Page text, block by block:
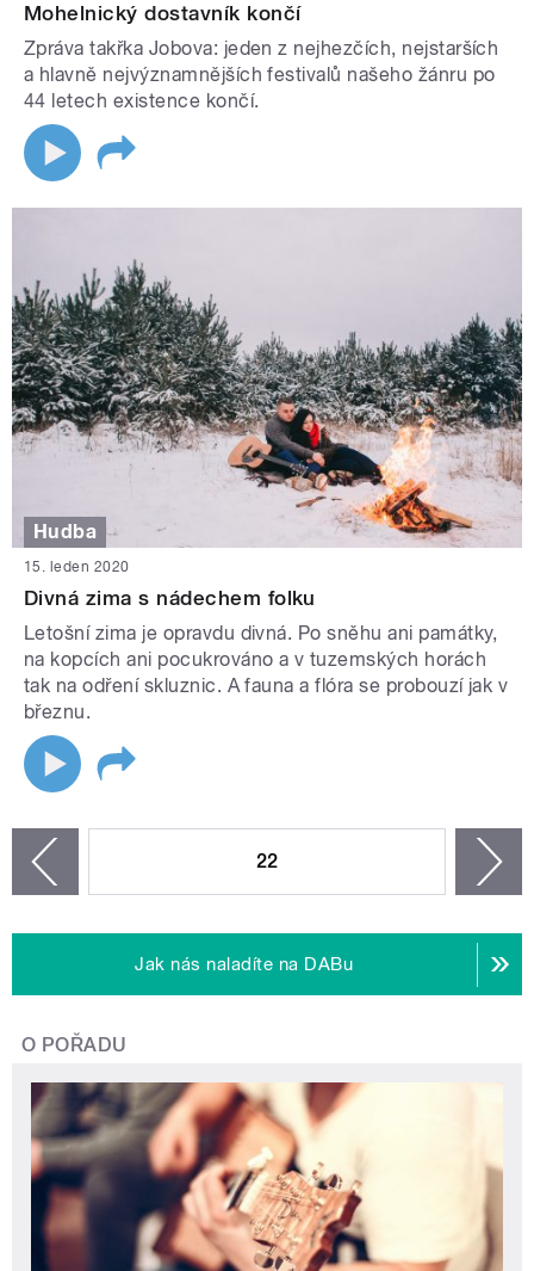
Mohelnický dostavník končí
Zpráva takřka Jobova: jeden z nejhezčích, nejstarších
a hlavně nejvýznamnějších festivalů našeho žánru po
44 letech existence končí.
Hudba
15. leden 2020
Divná zima s nádechem folku
Letošní zima je opravdu divná. Po sněhu ani památky,
na kopcích ani pocukrováno a v tuzemských horách
tak na odření skluznic. A fauna a flóra se probouzí jak v
březnu.
22
Jak nás naladíte na DABu
O POŘADU